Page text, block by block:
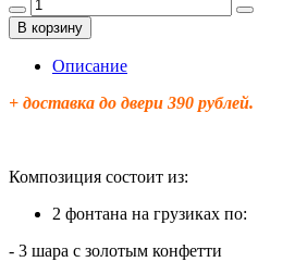
В корзину
Описание
+ доставка до двери 390 рублей.
Композиция состоит из:
2 фонтана на грузиках по:
- 3 шара с золотым конфетти